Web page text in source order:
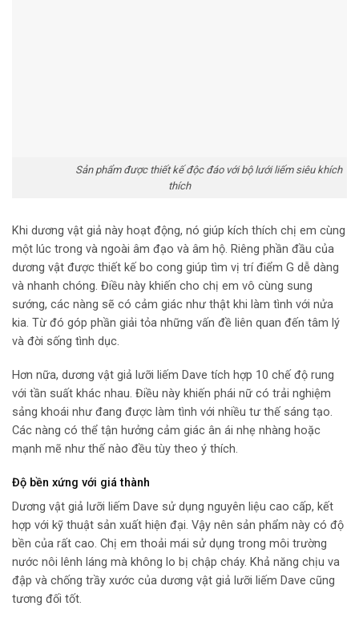
Sản phẩm được thiết kế độc đáo với bộ lưới liếm siêu khích
thích
Khi dương vật giả này hoạt động, nó giúp kích thích chị em cùng
một lúc trong và ngoài âm đạo và âm hộ. Riêng phần đầu của
dương vật được thiết kế bo cong giúp tìm vị trí điểm G dễ dàng
và nhanh chóng. Điều này khiến cho chị em vô cùng sung
sướng, các nàng sẽ có cảm giác như thật khi làm tình với nửa
kia. Từ đó góp phần giải tỏa những vấn đề liên quan đến tâm lý
và đời sống tình dục.
Hơn nữa, dương vật giả lưỡi liếm Dave tích hợp 10 chế độ rung
với tần suất khác nhau. Điều này khiến phái nữ có trải nghiệm
sảng khoái như đang được làm tình với nhiều tư thế sáng tạo.
Các nàng có thể tận hưởng cảm giác ân ái nhẹ nhàng hoặc
mạnh mẽ như thế nào đều tùy theo ý thích.
Độ bền xứng với giá thành
Dương vật giả lưỡi liếm Dave sử dụng nguyên liệu cao cấp, kết
hợp với kỹ thuật sản xuất hiện đại. Vậy nên sản phẩm này có độ
bền của rất cao. Chị em thoải mái sử dụng trong môi trường
nước nôi lênh láng mà không lo bị chập cháy. Khả năng chịu va
đập và chống trầy xước của dương vật giả lưỡi liếm Dave cũng
tương đối tốt.